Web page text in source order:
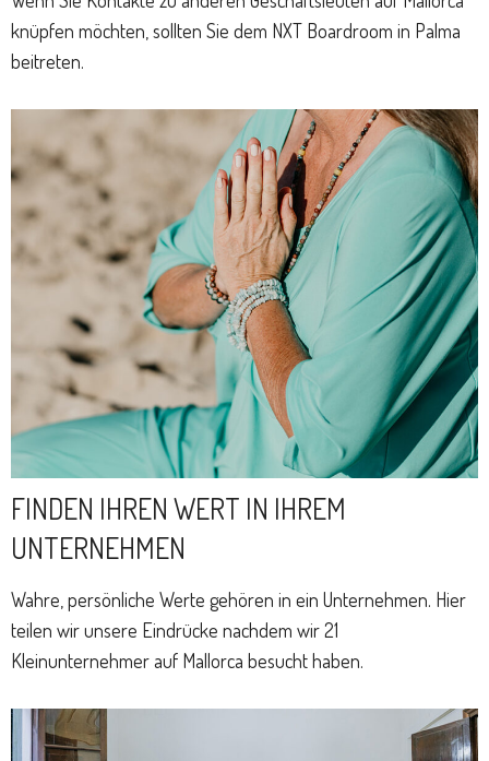
knüpfen möchten, sollten Sie dem NXT Boardroom in Palma
beitreten.
FINDEN IHREN WERT IN IHREM
UNTERNEHMEN
Wahre, persönliche Werte gehören in ein Unternehmen. Hier
teilen wir unsere Eindrücke nachdem wir 21
Kleinunternehmer auf Mallorca besucht haben.